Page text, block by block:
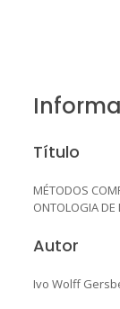
Título
MÉTODOS
ONTOLOGIA DE
Autor
Ivo Wolff